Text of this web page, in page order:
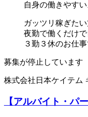
自身の働きやす
ガッツリ稼ぎた
夜勤で働くだけ
３勤３休のお仕
募集が停止しています
株式会社日本ケイテム
【アルバイト・パ